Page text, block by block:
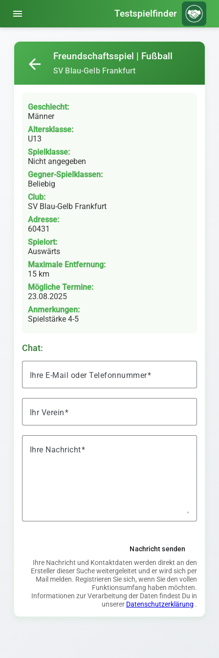
menu Testspielfinder
Freundschaftsspiel | Fußball
SV Blau-Gelb Frankfurt
arrow_back
Geschlecht:
Männer
Altersklasse:
U13
Spielklasse:
Nicht angegeben
Gegner-Spielklassen:
Beliebig
Club:
SV Blau-Gelb Frankfurt
Adresse:
60431
Spielort:
Auswärts
Maximale Entfernung:
15 km
Mögliche Termine:
23.08.2025
Anmerkungen:
Spielstärke 4-5
Chat:
Ihre E-Mail oder Telefonnummer
Ihr Verein
Ihre Nachricht
Nachricht senden
Ihre Nachricht und Kontaktdaten werden direkt an den
Ersteller dieser Suche weitergeleitet und er wird sich per
Mail melden. Registrieren Sie sich, wenn Sie den vollen
Funktionsumfang haben möchten.
Informationen zur Verarbeitung der Daten findest Du in
unserer Datenschutzerklärung .